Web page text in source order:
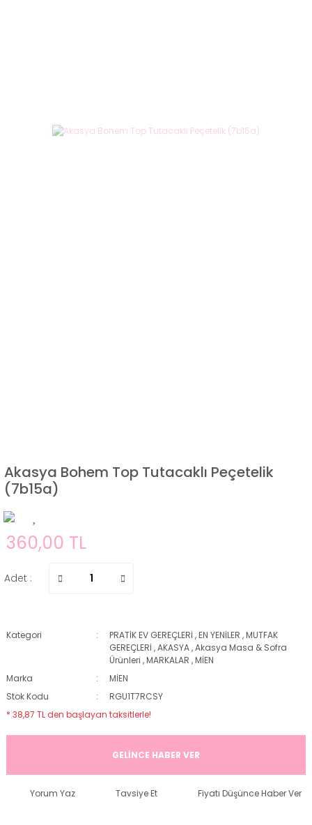
Akasya Bohem Top Tutacaklı Peçetelik
(7b15a)
360,00 TL
Adet :
Kategori PRATİK EV GEREÇLERİ ,EN YENİLER ,MUTFAK
GEREÇLERİ ,AKASYA,Akasya Masa & Sofra
Ürünleri ,MARKALAR ,MİEN
Marka
MİEN
Stok Kodu
RGU1T7RCSY
* 38,87 TL den başlayan taksitlerle!
GELİNCE HABER VER
Yorum Yaz Tavsiye Et Fiyatı Düşünce Haber Ver